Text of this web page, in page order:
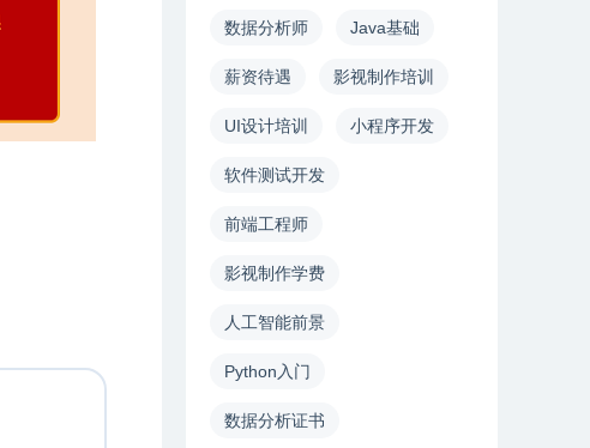
数据分析师 Java基础
薪资待遇 影视制作培训
UI设计培训 小程序开发
软件测试开发
前端工程师
影视制作学费
人工智能前景
Python入门
数据分析证书